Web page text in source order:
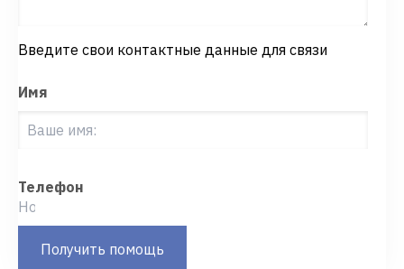
Введите свои контактные данные для связи
Имя
Телефон
Получить помощь